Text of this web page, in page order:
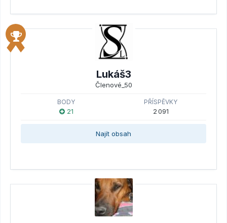
Lukáš3
Členové_50
BODY
21
PŘÍSPĚVKY
2 091
Najít obsah